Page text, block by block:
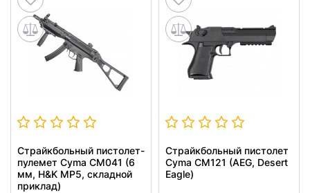
Страйкбольный пистолет-
пулемет Cyma CM041 (6
мм, H&K MP5, складной
приклад)
Страйкбольный пистолет
Cyma CM121 (AEG, Desert
Eagle)